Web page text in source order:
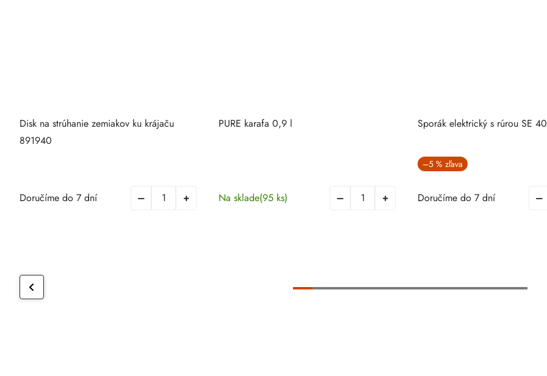
Disk na strúhanie zemiakov ku krájaču
891940
Doručíme do 7 dní
PURE karafa 0,9 l
Na sklade(95 ks)
Sporák elektrický s rúrou SE
–5 %
Doručíme do 7 dní